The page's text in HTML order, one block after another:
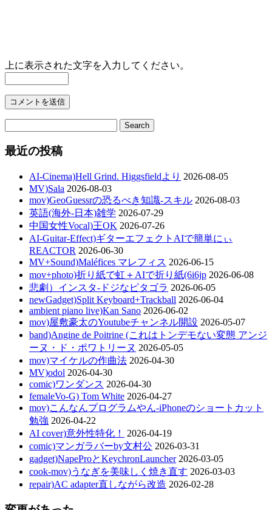
上に表示された文字を入力してください。
最近の投稿
AI-Cinema)Hell Grind. Higgsfieldより 2026-08-05
MV)Sala 2026-08-03
mov)GeoGuessrの恐るべき知識-スキル 2026-08-03
英語(海外-日本)雑学 2026-07-29
中国女性Vocal)王OK 2026-07-26
AI-Guitar-Effect)ギターエフェクトAIで簡単にぃ
REACTOR 2026-06-30
MV+Sound)Maléfices マレフィス 2026-06-15
mov+photo)折り紙で虹＋AIで折り紙(6i6jp 2026-06-08
悲劇）インスタ-ドジなピタゴラ 2026-06-05
newGadget)Split Keyboard+Trackball 2026-06-04
ambient piano live)Kan Sano 2026-06-02
mov)屋敷豪太のYoutubeチャンネル開設 2026-05-07
band)Angine de Poitrine (これはトンデモない変態 アンジ
ーヌ・ド・ポワトリーヌ 2026-05-05
mov)マイケルの作曲法 2026-04-30
MV)odol 2026-04-30
comic)ワンダンス 2026-04-30
femaleVo-G) Tom White 2026-04-27
mov)こんなんプログラムやん-iPhoneのショートカット
勉強 2026-04-22
AI cover)意外性特化！
2026-04-19
comic)マンガラバーby文村公 2026-03-31
gadget)NapeProとKeychronLauncher 2026-03-05
cook-mov)うなぎを美味しく焼き直す 2026-03-03
repair)AC adapter直しながら改造 2026-02-28